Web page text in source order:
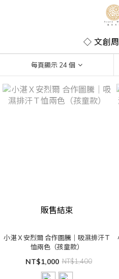
◇ 文創
每頁顯示 24 個
販售結束
小湛Ｘ安烈爾 合作圖騰｜吸濕排汗Ｔ
恤兩色（孩童款）
NT$1,000 NT$1,400